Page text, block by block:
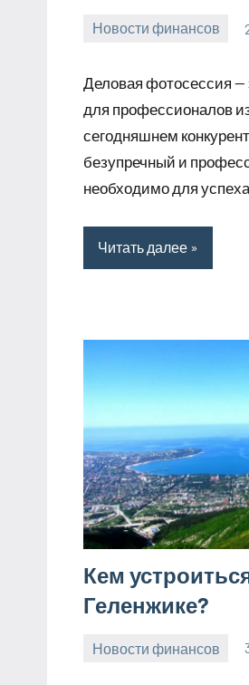
Новости финансов
Деловая фотосессия —
для профессионалов
сегодняшнем
безупречный и
необходимо для
Читать далее
Кем
Геленжике?
Новости финансов